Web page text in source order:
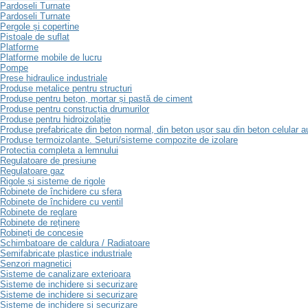
Pardoseli Turnate
Pardoseli Turnate
Pergole și copertine
Pistoale de suflat
Platforme
Platforme mobile de lucru
Pompe
Prese hidraulice industriale
Produse metalice pentru structuri
Produse pentru beton, mortar și pastă de ciment
Produse pentru construcția drumurilor
Produse pentru hidroizolație
Produse prefabricate din beton normal, din beton ușor sau din beton celular
Produse termoizolante. Seturi/sisteme compozite de izolare
Protectia completa a lemnului
Regulatoare de presiune
Regulatoare gaz
Rigole și sisteme de rigole
Robinete de închidere cu sfera
Robinete de închidere cu ventil
Robinete de reglare
Robinete de reținere
Robineți de concesie
Schimbatoare de caldura / Radiatoare
Semifabricate plastice industriale
Senzori magnetici
Sisteme de canalizare exterioara
Sisteme de inchidere si securizare
Sisteme de inchidere si securizare
Sisteme de inchidere si securizare